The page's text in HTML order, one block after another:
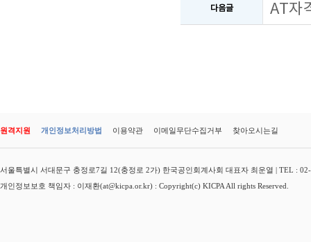
다음글 AT자
원격지원 개인정보처리방법 이용약관 이메일무단수집거부 찾아오시는길
서울특별시 서대문구 충정로7길 12(충정로 2가) 한국공인회계사회 대표자 최운열 | TEL :
개인정보보호 책임자 : 이재환(at@kicpa.or.kr) : Copyright(c) KICPA All rights Reserved.